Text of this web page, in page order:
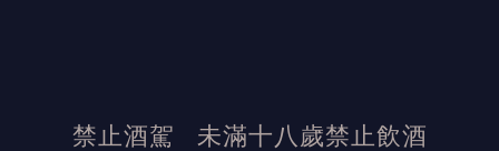
禁止酒駕 未滿十八歲禁止飲酒